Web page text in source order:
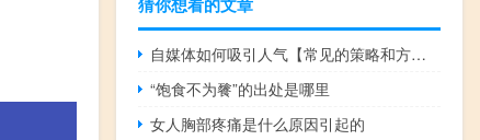
自媒体如何吸引人气【常见的策略和方法提高吸引力】
“饱食不为餮”的出处是哪里
女人胸部疼痛是什么原因引起的